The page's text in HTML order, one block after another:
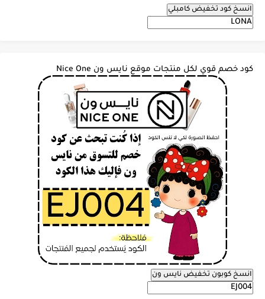
انسخ كود تخفيض كامبلي
كود خصم قوي لكل منتجات موقع نايس ون Nice One
انسخ كوبون تخفيض نايس ون